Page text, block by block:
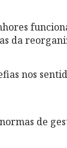
da
nos
de